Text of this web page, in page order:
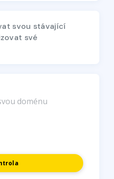
svou stávající
své